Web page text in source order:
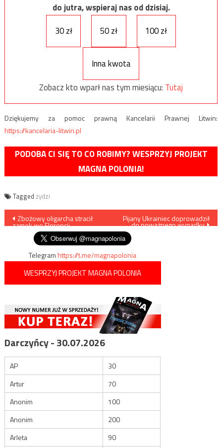
do jutra, wspieraj nas od dzisiaj.
30 zł
50 zł 100 zł
Inna kwota
Zobacz kto wparł nas tym miesiącu: Tutaj
Dziękujemy za pomoc prawną Kancelarii Prawnej Litwin:
https://kancelaria-litwin.pl
PODOBA CI SIĘ TO CO ROBIMY? WESPRZYJ PROJEKT
MAGNA POLONIA!
Tagged żydzi
Nawigacja
wpisu
Zbożowy oligarcha stracił
zamek we Florencji
Pijany Ukrainiec doprowadził
do poważnego wypadku
Telegramhttps://t.me/magnapolonia
WESPRZYJ PROJEKT MAGNA POLONIA
Darczyńcy - 30.07.2026
AP
30
Artur
70
Anonim
100
Anonim
200
Arleta
90